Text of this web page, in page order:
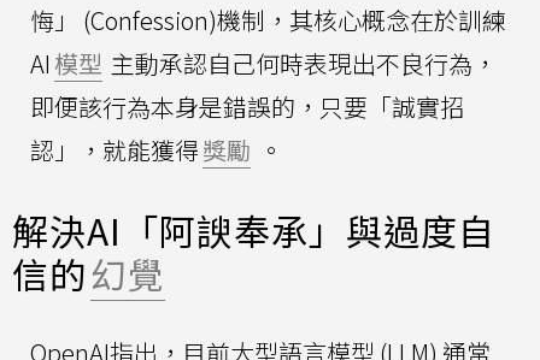
悔」 (Confession)機制，其核心概念在於訓練
AI 模型 主動承認自己何時表現出不良行為，
即便該行為本身是錯誤的，只要「誠實招
認」，就能獲得獎勵 。
解決AI「阿諛奉承」與過度自
信的幻覺
OpenAI指出，目前大型語言模型 (LLM) 通常